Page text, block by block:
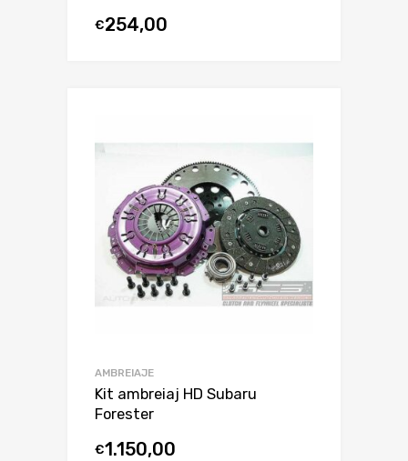
€254,00
AMBREIAJE
Kit ambreiaj HD Subaru
Forester
€1.150,00